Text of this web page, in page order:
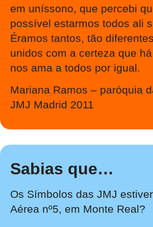
em uníssono, que percebi
possível estarmos todos ali
Éramos tantos, tão
unidos com a certeza que
nos ama a todos por igual.
Mariana Ramos – paróquia
JMJ Madrid 2011
Sabias que…
Os Símbolos das JMJ
Aérea nº5, em Monte Real?